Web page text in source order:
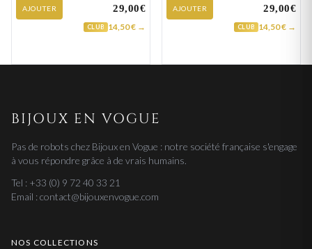
AJOUTER 29,00€
CLUB 14,50 € →
AJOUTER 29,00€
CLUB 14,50 € →
BIJOUX EN VOGUE
Pas de robots chez Bijoux en Vogue : notre société française s'engage
à vous répondre grâce à de vrais humains.
Tel : +33 (0) 9 72 40 33 21
Email : contact@bijouxenvogue.com
NOS COLLECTIONS